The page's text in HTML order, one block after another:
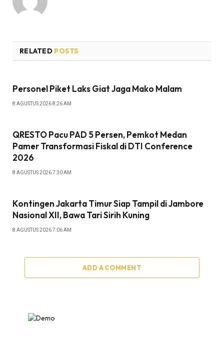
RELATED POSTS
Personel Piket Laks Giat Jaga Mako Malam
8 AGUSTUS 2026 8:26 AM
QRESTO Pacu PAD 5 Persen, Pemkot Medan
Pamer Transformasi Fiskal di DTI Conference
2026
8 AGUSTUS 2026 7:30 AM
Kontingen Jakarta Timur Siap Tampil di Jambore
Nasional XII, Bawa Tari Sirih Kuning
8 AGUSTUS 2026 7:06 AM
ADD A COMMENT